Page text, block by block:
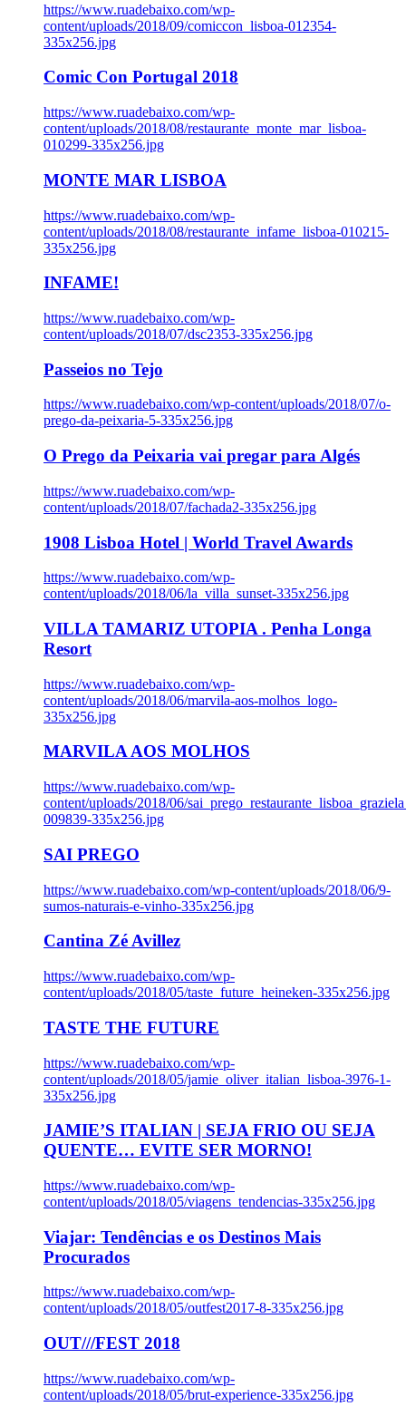
https://www.ruadebaixo.com/wp-
content/uploads/2018/09/comiccon_lisboa-012354-
335x256.jpg
Comic Con Portugal 2018
https://www.ruadebaixo.com/wp-
content/uploads/2018/08/restaurante_monte_mar_lisboa-
010299-335x256.jpg
MONTE MAR LISBOA
https://www.ruadebaixo.com/wp-
content/uploads/2018/08/restaurante_infame_lisboa-010215-
335x256.jpg
INFAME!
https://www.ruadebaixo.com/wp-
content/uploads/2018/07/dsc2353-335x256.jpg
Passeios no Tejo
https://www.ruadebaixo.com/wp-content/uploads/2018/07/o-
prego-da-peixaria-5-335x256.jpg
O Prego da Peixaria vai pregar para Algés
https://www.ruadebaixo.com/wp-
content/uploads/2018/07/fachada2-335x256.jpg
1908 Lisboa Hotel | World Travel Awards
https://www.ruadebaixo.com/wp-
content/uploads/2018/06/la_villa_sunset-335x256.jpg
VILLA TAMARIZ UTOPIA . Penha Longa
Resort
https://www.ruadebaixo.com/wp-
content/uploads/2018/06/marvila-aos-molhos_logo-
335x256.jpg
MARVILA AOS MOLHOS
https://www.ruadebaixo.com/wp-
content/uploads/2018/06/
009839-335x256.jpg
SAI PREGO
https://www.ruadebaixo.com/wp-content/uploads/2018/06/9-
sumos-naturais-e-vinho-335x256.jpg
Cantina Zé Avillez
https://www.ruadebaixo.com/wp-
content/uploads/2018/05/taste_future_heineken-335x256.jpg
TASTE THE FUTURE
https://www.ruadebaixo.com/wp-
content/uploads/2018/05/jamie_oliver_italian_lisboa-3976-1-
335x256.jpg
JAMIE’S ITALIAN | SEJA FRIO OU SEJA
QUENTE… EVITE SER MORNO!
https://www.ruadebaixo.com/wp-
content/uploads/2018/05/viagens_tendencias-335x256.jpg
Viajar: Tendências e os Destinos Mais
Procurados
https://www.ruadebaixo.com/wp-
content/uploads/2018/05/outfest2017-8-335x256.jpg
OUT///FEST 2018
https://www.ruadebaixo.com/wp-
content/uploads/2018/05/brut-experience-335x256.jpg